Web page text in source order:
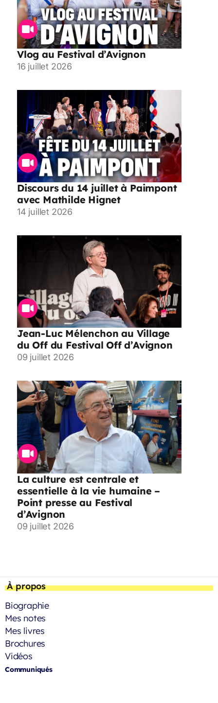
Vlog au Festival d’Avignon
16 juillet 2026
Discours du 14 juillet à Paimpont
avec Mathilde Hignet
14 juillet 2026
Jean-Luc Mélenchon au Village
du Off du Festival Off d’Avignon
09 juillet 2026
La culture est centrale et
essentielle à la vie humaine –
Point presse au Festival
d’Avignon
09 juillet 2026
À propos
Biographie
Mes notes
Mes livres
Brochures
Vidéos
Communiqués